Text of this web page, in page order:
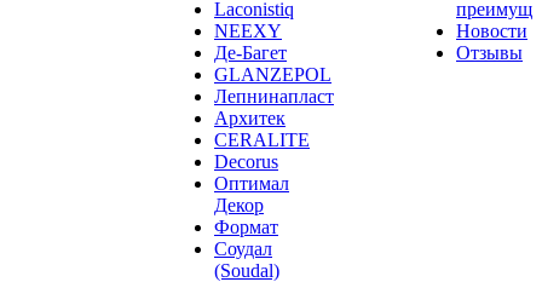
Laconistiq
NEEXY
Де-Багет
GLANZEPOL
Лепнинапласт
Архитек
CERALITE
Decorus
Оптимал
Декор
Формат
Соудал
(Soudal)
Новости
Отзывы